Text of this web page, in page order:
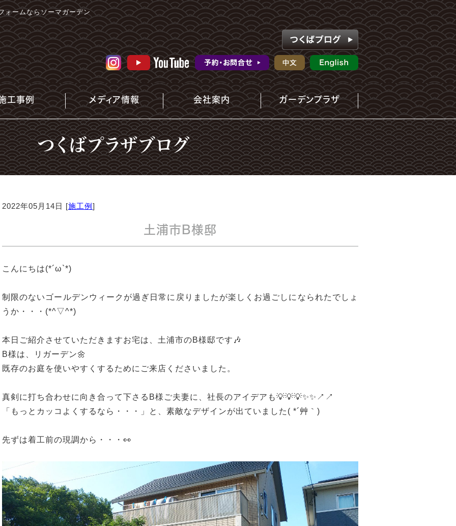
ォームならソーマガーデン
工事例 メディア情報 会社案内 ガーデンプラザ
つくばプラザブログ
2022年05月14日 [施工例]
土浦市B様邸
こんにちは(*´ω`*)
制限のないゴールデンウィークが過ぎ日常に戻りましたが楽しくお過ごしになられたでしょ
うか・・・(*^▽^*)
本日ご紹介させていただきますお宅は、土浦市のB様邸です🎶
B様は、リガーデン🌼
既存のお庭を使いやすくするためにご来店くださいました。
真剣に打ち合わせに向き合って下さるB様ご夫妻に、社長のアイデアも💡💡💡✨✨↗↗
「もっとカッコよくするなら・・・」と、素敵なデザインが出ていました( *´艸｀)
先ずは着工前の現調から・・・👀